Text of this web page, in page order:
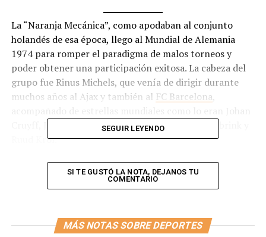
La “Naranja Mecánica”, como apodaban al conjunto
holandés de esa época, llego al Mundial de Alemania
1974 para romper el paradigma de malos torneos y
poder obtener una participación exitosa. La cabeza del
grupo fue Rinus Michels, que venía de dirigir durante
muchos años al Ajax y también al FC Barcelona,
Cruyff, Johan Neeskens, Johnny Rep, Rob Ressenbrink y
Ruud Krol.
Dejaron a todos sorprendidos por su manera de jugar
con su 4-3-3. Los matices que tenía este equipo eran
preparación física de los jugadores. Otra de las
SEGUIR LEYENDO
SI TE GUSTÓ LA NOTA, DEJANOS TU
COMENTARIO
MÁS NOTAS SOBRE DEPORTES